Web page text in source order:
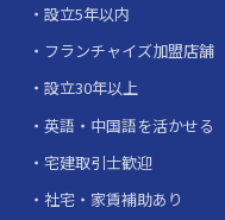
設立5年以内
フランチャイズ加盟店舗
設立30年以上
英語・中国語を活かせる
宅建取引士歓迎
社宅・家賃補助あり